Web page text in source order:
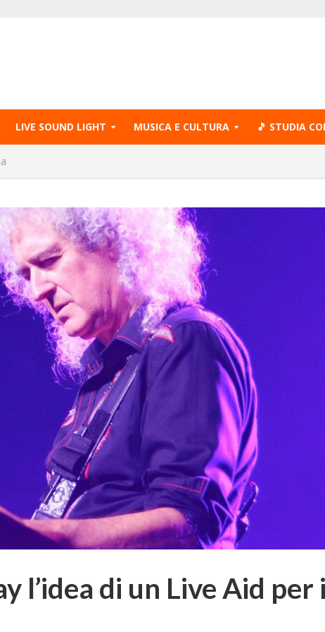
LIVE SOUND LIGHT MUSICA E CULTURA 🎵 STUDIA
l’idea di un Live Aid per